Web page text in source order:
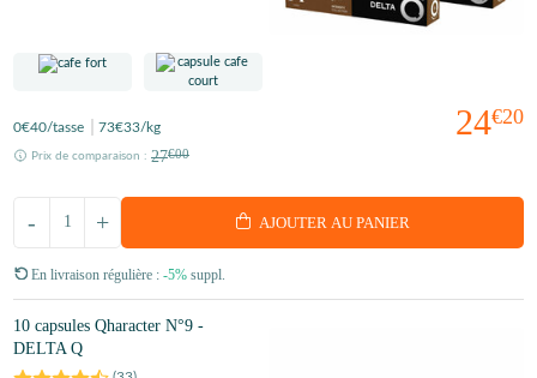
24€20
0€40/tasse 73€33/kg
Prix de comparaison : 27€00
+
- AJOUTER AU PANIER
En livraison régulière : -5% suppl.
10 capsules Qharacter N°9 -
DELTA Q